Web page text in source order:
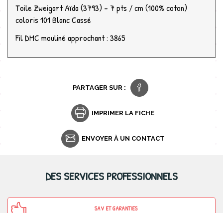
Toile Zweigart Aïda (3793) - 7 pts / cm (100% coton)
coloris 101 Blanc Cassé
Fil DMC mouliné approchant : 3865
PARTAGER SUR :
IMPRIMER LA FICHE
ENVOYER À UN CONTACT
DES SERVICES PROFESSIONNELS
SAV ET GARANTIES